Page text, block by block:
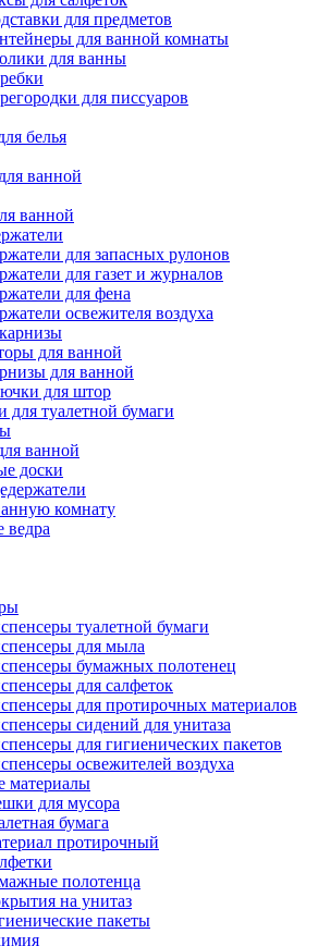
для предметов
для ванной комнаты
для ванны
для писсуаров
белья
ванной
ванной
для запасных рулонов
для газет и журналов
для фена
освежителя воздуха
для ванной
для ванной
для штор
для туалетной бумаги
ванной
доски
комнату
туалетной бумаги
для мыла
бумажных полотенец
для салфеток
для протирочных материалов
сидений для унитаза
для гигиенических пакетов
освежителей воздуха
материалы
для мусора
бумага
протирочный
полотенца
на унитаз
пакеты